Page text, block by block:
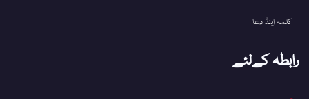
کلمہ اینڈ دعا
رابطہ کےلئے